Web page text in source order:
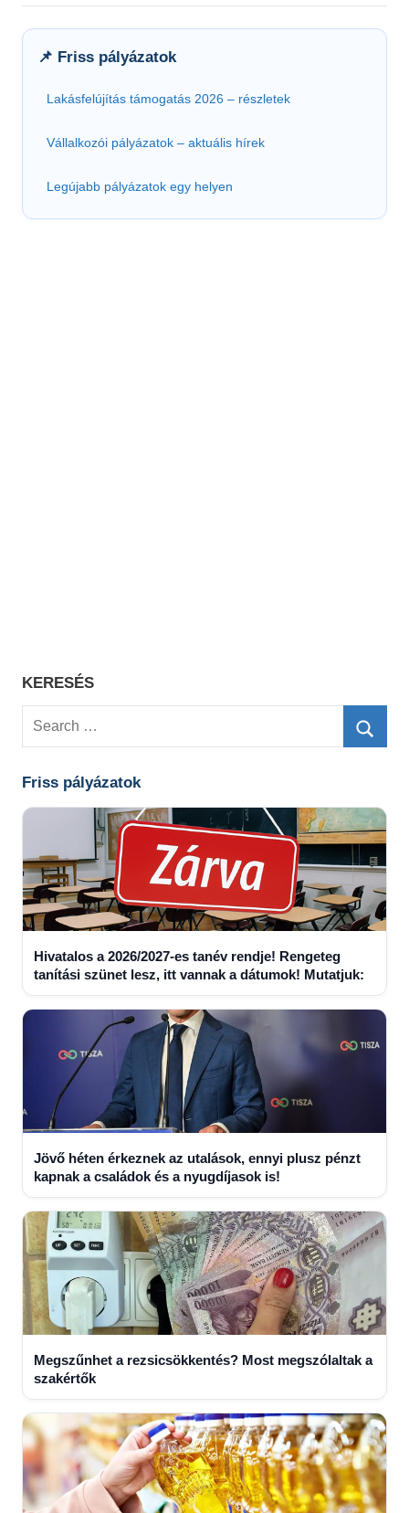
📌 Friss pályázatok
Lakásfelújítás támogatás 2026 – részletek
Vállalkozói pályázatok – aktuális hírek
Legújabb pályázatok egy helyen
KERESÉS
Search
Friss pályázatok
Hivatalos a 2026/2027-es tanév rendje! Rengeteg
tanítási szünet lesz, itt vannak a dátumok! Mutatjuk:
Jövő héten érkeznek az utalások, ennyi plusz pénzt
kapnak a családok és a nyugdíjasok is!
Megszűnhet a rezsicsökkentés? Most megszólaltak a
szakértők